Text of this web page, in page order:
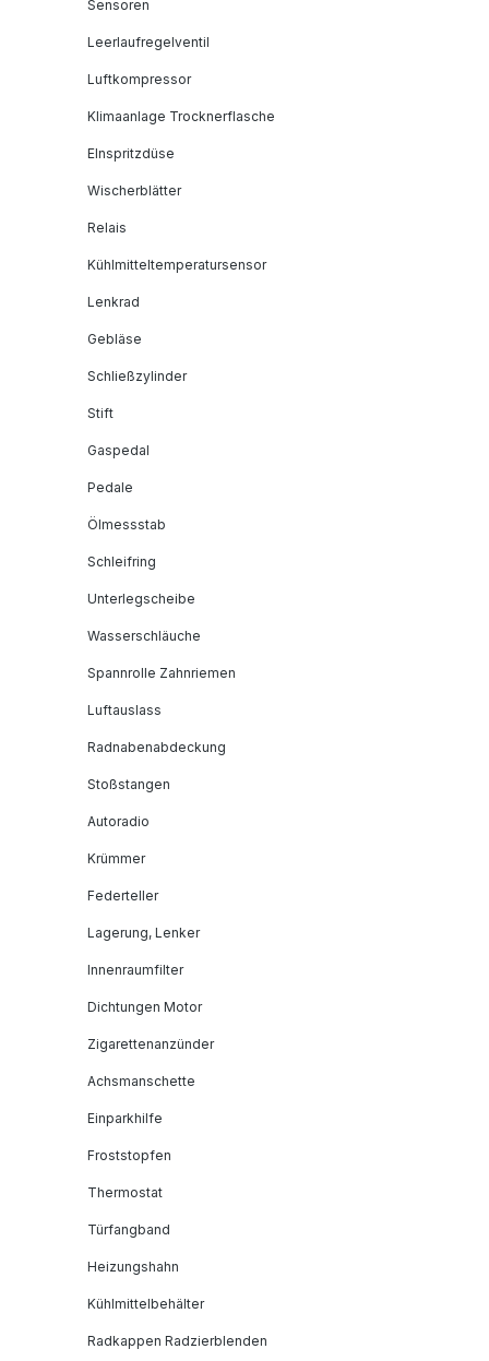
Sensoren
Leerlaufregelventil
Luftkompressor
Klimaanlage Trocknerflasche
EInspritzdüse
Wischerblätter
Relais
Kühlmitteltemperatursensor
Lenkrad
Gebläse
Schließzylinder
Stift
Gaspedal
Pedale
Ölmessstab
Schleifring
Unterlegscheibe
Wasserschläuche
Spannrolle Zahnriemen
Luftauslass
Radnabenabdeckung
Stoßstangen
Autoradio
Krümmer
Federteller
Lagerung, Lenker
Innenraumfilter
Dichtungen Motor
Zigarettenanzünder
Achsmanschette
Einparkhilfe
Froststopfen
Thermostat
Türfangband
Heizungshahn
Kühlmittelbehälter
Radkappen Radzierblenden